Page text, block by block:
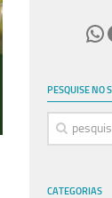
PESQUISE NO
CATEGORIAS